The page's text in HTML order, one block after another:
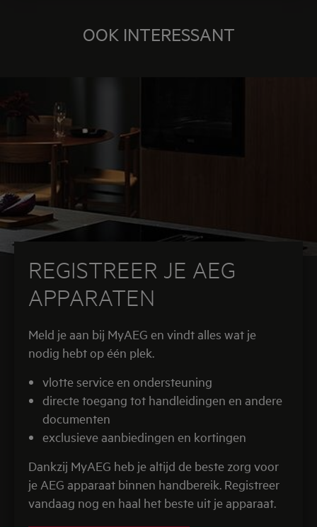
OOK INTERESSANT
REGISTREER JE AEG
APPARATEN
Meld je aan bij MyAEG en vindt alles wat je
nodig hebt op één plek.
vlotte service en ondersteuning
directe toegang tot handleidingen en andere
documenten
exclusieve aanbiedingen en kortingen
Dankzij MyAEG heb je altijd de beste zorg voor
je AEG apparaat binnen handbereik. Registreer
vandaag nog en haal het beste uit je apparaat.